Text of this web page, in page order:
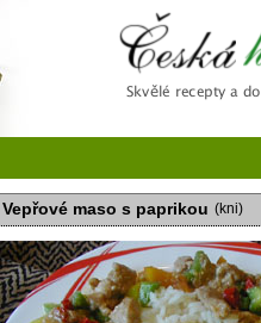
Vepřové maso s paprikou (kni)